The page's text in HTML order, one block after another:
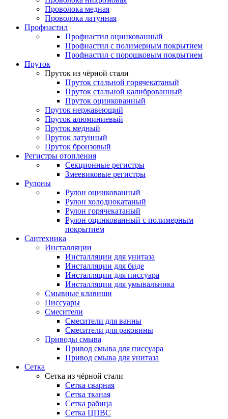
Проволока медная
Проволока латунная
Профнастил
Профнастил оцинкованный
Профнастил с полимерным покрытием
Профнастил с порошковым покрытием
Пруток
Пруток из чёрной стали
Пруток стальной горячекатаный
Пруток стальной калиброванный
Пруток оцинкованный
Пруток нержавеющий
Пруток алюминиевый
Пруток медный
Пруток латунный
Пруток бронзовый
Регистры отопления
Секционные регистры
Змеевиковые регистры
Рулоны
Рулон оцинкованный
Рулон холоднокатаный
Рулон горячекатаный
Рулон оцинкованный с полимерным
покрытием
Сантехника
Инсталляции
Инсталляции для унитаза
Инсталляции для биде
Инсталляции для писсуара
Инсталляции для умывальника
Смывные клавиши
Писсуары
Смесители
Смесители для ванны
Смесители для раковины
Приводы смыва
Привод смыва для писсуара
Привод смыва для унитаза
Сетка
Сетка из чёрной стали
Сетка сварная
Сетка тканая
Сетка рабица
Сетка ЦПВС